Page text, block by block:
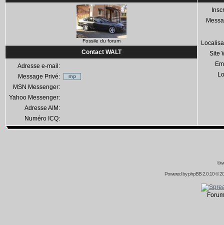
Fossile du forum
Site
Contact WALT
Adresse e-mail:
Message Privé:
MSN Messenger:
Yahoo Messenger:
Adresse AIM:
Numéro ICQ:
Powered byphpBB2.0.10 ©